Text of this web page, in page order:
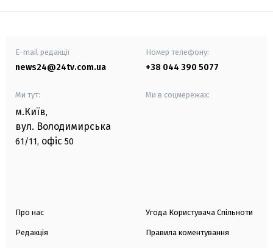
E-mail редакції
news24@24tv.com.ua
Номер телефону:
+38 044 390 5077
Ми тут:
м.Київ,
вул. Володимирська
61/11, офіс 50
Ми в соцмережах:
Про нас
Редакція
Угода Користувача Спільноти
Правила коментування